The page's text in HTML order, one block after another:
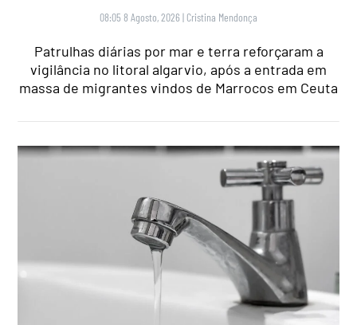
08:05 8 Agosto, 2026 | Cristina Mendonça
Patrulhas diárias por mar e terra reforçaram a
vigilância no litoral algarvio, após a entrada em
massa de migrantes vindos de Marrocos em Ceuta